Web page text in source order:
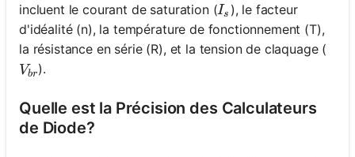
incluent le courant de saturation (I_s
Is ), le facteur
d'idéalité (n), la température de fonctionnement (T),
la résistance en série (R), et la tension de claquage (
V_{br}
Vbr).
Quelle est la Précision des Calculateurs
de Diode?